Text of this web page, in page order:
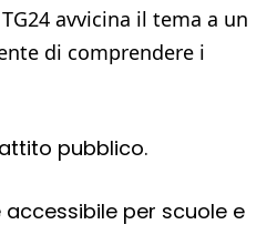
avvicina il tema a un
di comprendere i
pubblico.
per scuole e